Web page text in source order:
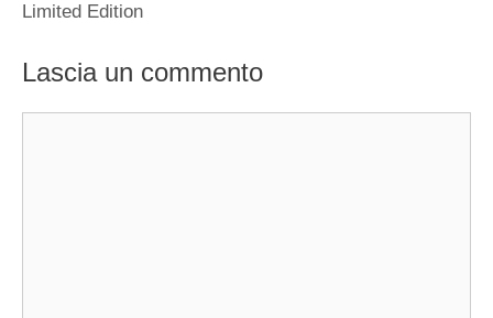
Limited Edition
Lascia un commento